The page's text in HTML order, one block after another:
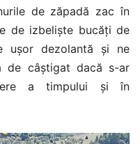
de zăpadă zac în
de izbeliște bucăți de
ușor dezolantă și ne
de câștigat dacă s-ar
a timpului și în